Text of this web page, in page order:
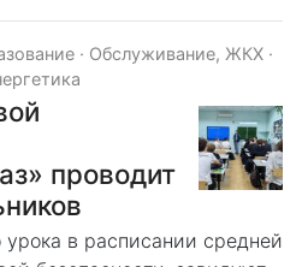
· Обслуживание, ЖКХ ·
проводит
урока в расписании средней